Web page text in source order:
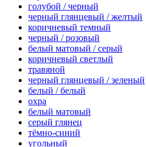
голубой / черный
черный глянцевый / желтый
коричневый темный
черный / розовый
белый матовый / серый
коричневый светлый
травяной
черный глянцевый / зеленый
белый / белый
охра
белый матовый
серый глянец
тёмно-синий
угольный